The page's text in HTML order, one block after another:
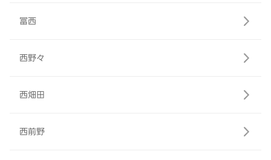
冨西
西野々
西畑田
西前野